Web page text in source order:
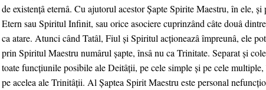
de existenţâ eternâ. Cu ajutorul acestor Şapte Spirite Maestru, în ele,
Etern sau Spiritul Infinit, sau orice asociere cuprinzând câte douâ
ca atare. Atunci când Tatâl, Fiul şi Spiritul acţioneazâ împreunâ, ele
prin Spiritul Maestru numârul şapte, însâ nu ca Trinitate. Separat şi
toate funcţiunile posibile ale Deitâţii, pe cele simple şi pe cele multiple,
pe acelea ale Trinitâţii. Al Şaptea Spirit Maestru este personal